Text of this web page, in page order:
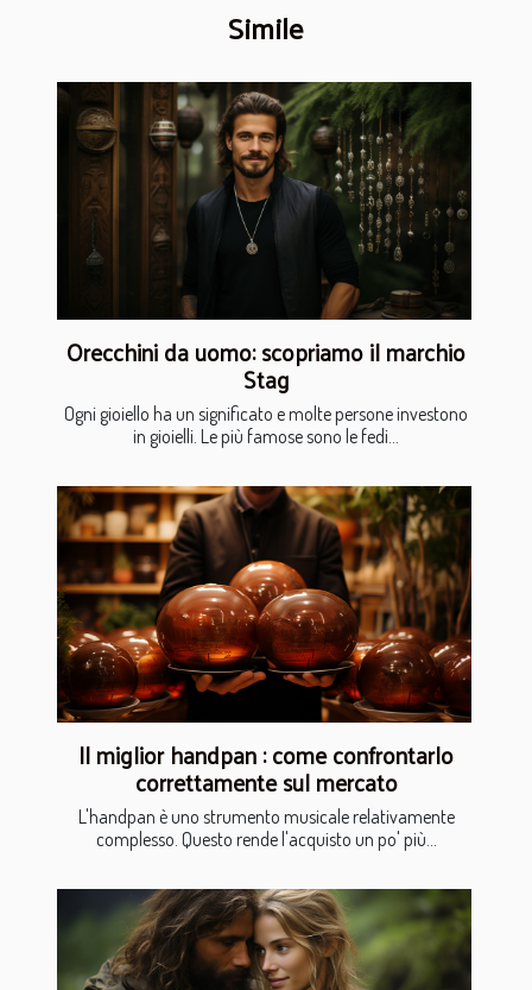
Simile
Orecchini da uomo: scopriamo il marchio
Stag
Ogni gioiello ha un significato e molte persone investono
in gioielli. Le più famose sono le fedi...
Il miglior handpan : come confrontarlo
correttamente sul mercato
L'handpan è uno strumento musicale relativamente
complesso. Questo rende l'acquisto un po' più...